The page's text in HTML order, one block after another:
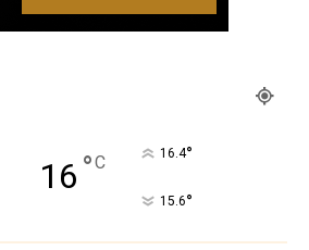
16 °C 16.4°
15.6°